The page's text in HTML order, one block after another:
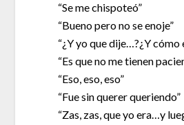
“Se me chispoteó”
“Bueno pero no se enoje”
“¿Y yo que dije…?¿Y cómo
“Es que no me tienen
“Eso, eso, eso”
“Fue sin querer queriendo”
“Zas, zas, que yo era…y